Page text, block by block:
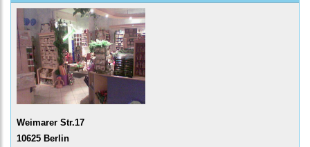
Weimarer Str.17
10625 Berlin